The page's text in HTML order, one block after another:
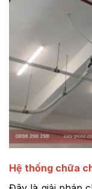
Hệ thống chữa